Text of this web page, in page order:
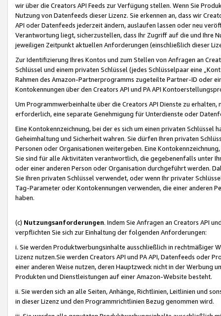
wir über die Creators API Feeds zur Verfügung stellen. Wenn Sie
Nutzung von Datenfeeds dieser Lizenz. Sie erkennen an, dass wir
API oder Datenfeeds jederzeit ändern, auslaufen lassen oder neu
Verantwortung liegt, sicherzustellen, dass Ihr Zugriff auf die und Ihre
jeweiligen Zeitpunkt aktuellen Anforderungen (einschließlich dieser
Zur Identifizierung Ihres Kontos und zum Stellen von Anfragen an
Schlüssel und einem privaten Schlüssel (jedes Schlüsselpaar eine
Rahmen des Amazon-Partnerprogramms zugeteilte Partner-ID oder
Kontokennungen über den Creators API und PA API
Um Programmwerbeinhalte über die Creators API Dienste zu
erforderlich, eine separate Genehmigung für Unterdienste oder
Eine Kontokennzeichnung, bei der es sich um einen privaten
Geheimhaltung und Sicherheit wahren. Sie dürfen Ihren privaten
Personen oder Organisationen weitergeben. Eine
Sie sind für alle Aktivitäten verantwortlich, die gegebenenfalls unter
oder einer anderen Person oder Organisation durchgeführt werden.
Sie Ihren privaten Schlüssel verwendet, oder wenn Ihr privater
Tag-Parameter oder Kontokennungen verwenden, die einer anderen
haben.
(c) Nutzungsanforderungen. Indem Sie Anfragen an Creators API
verpflichten Sie sich zur Einhaltung der folgenden Anforderungen:
i. Sie werden Produktwerbungsinhalte ausschließlich in rechtmäßiger
Lizenz nutzen.Sie werden Creators API und PA API, Datenfeeds oder
einer anderen Weise nutzen, deren Hauptzweck nicht in der Werbung
Produkten und Dienstleistungen auf einer Amazon-Website besteht.
ii. Sie werden sich an alle Seiten, Anhänge, Richtlinien, Leitlinien und
in dieser Lizenz und den Programmrichtlinien Bezug genommen wird.